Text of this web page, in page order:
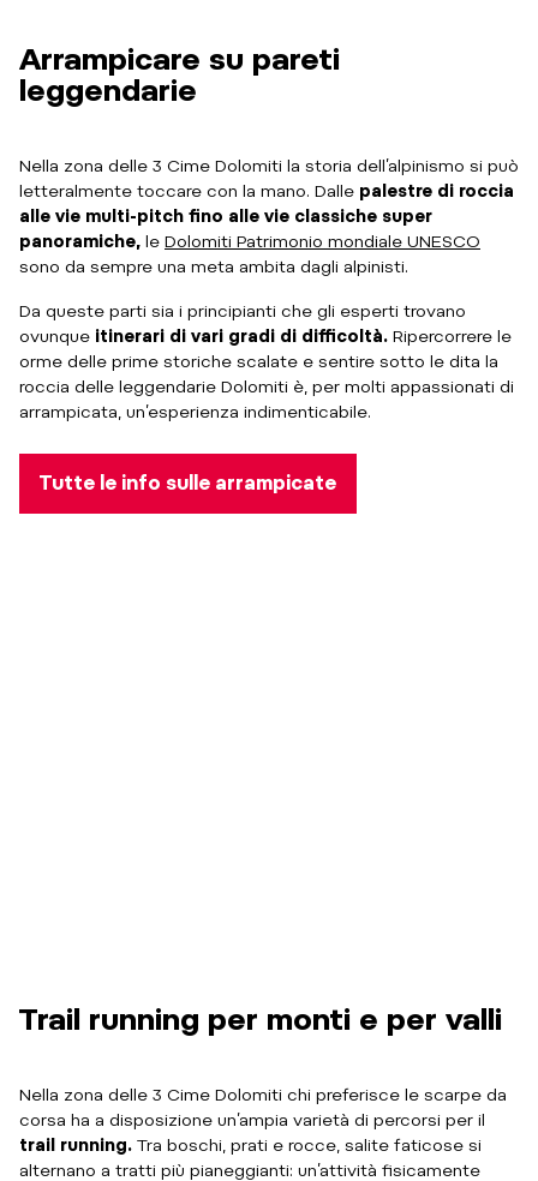
Arrampicare su pareti
leggendarie
Nella zona delle 3 Cime Dolomiti la storia dell’alpinismo si può
letteralmente toccare con la mano. Dalle palestre di roccia
alle vie multi-pitch fino alle vie classiche super
panoramiche, le Dolomiti Patrimonio mondiale UNESCO
sono da sempre una meta ambita dagli alpinisti.
Da queste parti sia i principianti che gli esperti trovano
ovunque itinerari di vari gradi di difficoltà. Ripercorrere le
orme delle prime storiche scalate e sentire sotto le dita la
roccia delle leggendarie Dolomiti è, per molti appassionati di
arrampicata, un’esperienza indimenticabile.
Tutte le info sulle arrampicate
Trail running per monti e per valli
Nella zona delle 3 Cime Dolomiti chi preferisce le scarpe da
corsa ha a disposizione un’ampia varietà di percorsi per il
trail running. Tra boschi, prati e rocce, salite faticose si
alternano a tratti più pianeggianti: un’attività fisicamente